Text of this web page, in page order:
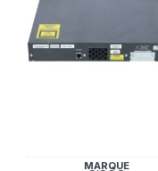
MARQUE